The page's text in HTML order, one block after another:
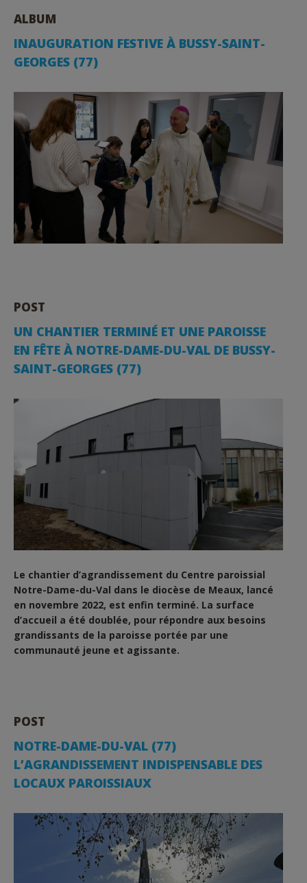
ALBUM
INAUGURATION FESTIVE À BUSSY-SAINT-
GEORGES (77)
POST
UN CHANTIER TERMINÉ ET UNE PAROISSE
EN FÊTE À NOTRE-DAME-DU-VAL DE BUSSY-
SAINT-GEORGES (77)
Le chantier d’agrandissement du Centre paroissial
Notre-Dame-du-Val dans le diocèse de Meaux, lancé
en novembre 2022, est enfin terminé. La surface
d’accueil a été doublée, pour répondre aux besoins
grandissants de la paroisse portée par une
communauté jeune et agissante.
POST
NOTRE-DAME-DU-VAL (77)
L’AGRANDISSEMENT INDISPENSABLE DES
LOCAUX PAROISSIAUX